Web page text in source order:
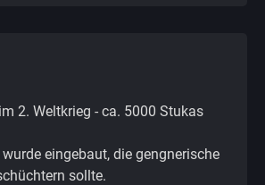
2. Weltkrieg - ca. 5000 Stukas
wurde eingebaut, die gengnerische
sollte.